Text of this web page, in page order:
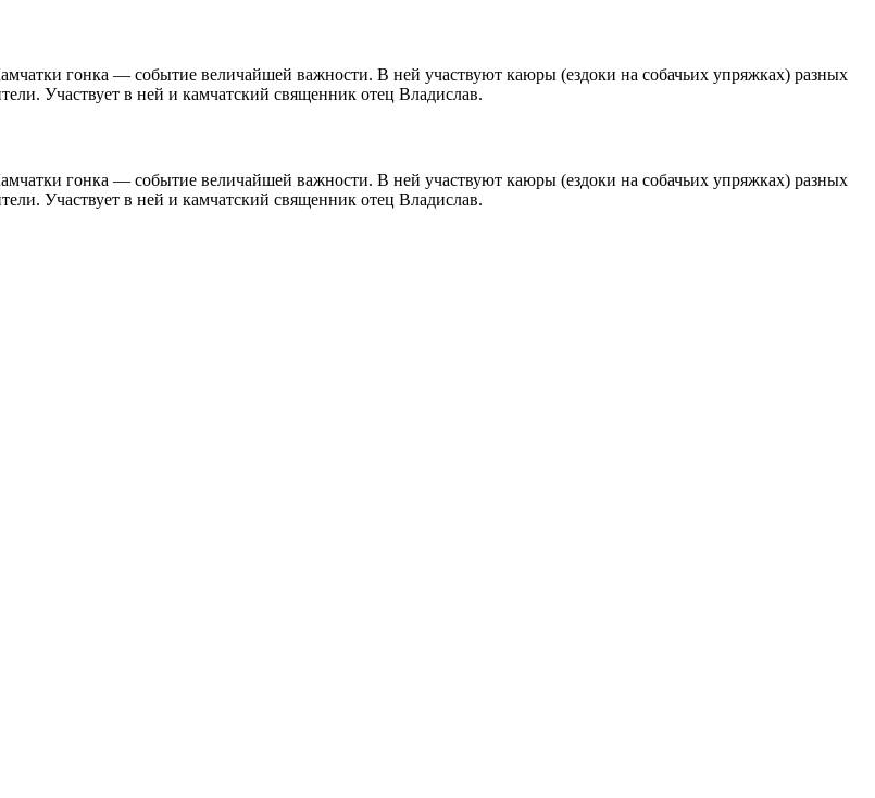
гонка — событие величайшей важности. В ней участвуют каюры (ездоки на собачьих упряжках) разных
Участвует в ней и камчатский священник отец Владислав.
гонка — событие величайшей важности. В ней участвуют каюры (ездоки на собачьих упряжках) разных
Участвует в ней и камчатский священник отец Владислав.